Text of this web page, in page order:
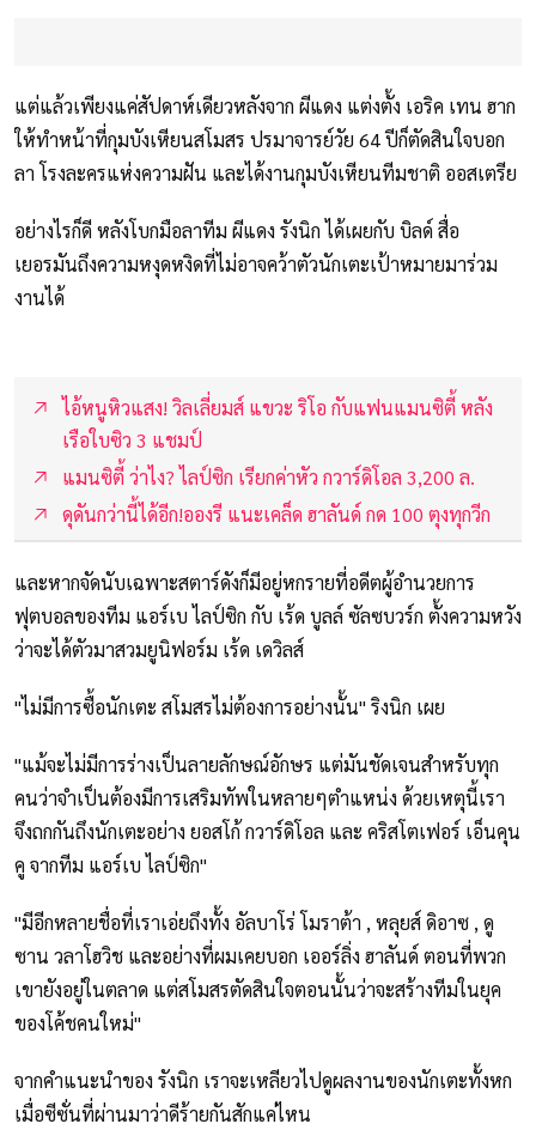
แต่แล้วเพียงแค่สัปดาห์เดียวหลังจาก ผีแดง แต่งตั้ง เอริค เทน ฮาก
ให้ทำหน้าที่กุมบังเหียนสโมสร ปรมาจารย์วัย 64 ปีก็ตัดสินใจบอก
ลา โรงละครแห่งความฝัน และได้งานกุมบังเหียนทีมชาติ ออสเตรีย
อย่างไรก็ดี หลังโบกมือลาทีม ผีแดง รังนิก ได้เผยกับ บิลด์ สื่อ
เยอรมันถึงความหงุดหงิดที่ไม่อาจคว้าตัวนักเตะเป้าหมายมาร่วม
งานได้
ไอ้หนูหิวแสง! วิลเลี่ยมส์ แขวะ ริโอ กับแฟนแมนซิตี้ หลัง
เรือใบซิว 3 แชมป์
แมนซิตี้ ว่าไง? ไลป์ซิก เรียกค่าหัว กวาร์ดิโอล 3,200 ล.
ดุดันกว่านี้ได้อีก!อองรี แนะเคล็ด ฮาลันด์ กด 100 ตุงทุกวีก
และหากจัดนับเฉพาะสตาร์ดังก็มีอยู่หกรายที่อดีตผู้อำนวยการ
ฟุตบอลของทีม แอร์เบ ไลป์ซิก กับ เร้ด บูลล์ ซัลซบวร์ก ตั้งความหวัง
ว่าจะได้ตัวมาสวมยูนิฟอร์ม เร้ด เดวิลส์
"ไม่มีการซื้อนักเตะ สโมสรไม่ต้องการอย่างนั้น" ริงนิก เผย
"แม้จะไม่มีการร่างเป็นลายลักษณ์อักษร แต่มันชัดเจนสำหรับทุก
คนว่าจำเป็นต้องมีการเสริมทัพในหลายๆตำแหน่ง ด้วยเหตุนี้เรา
จึงถกกันถึงนักเตะอย่าง ยอสโก้ กวาร์ดิโอล และ คริสโตเฟอร์ เอ็นคุน
คู จากทีม แอร์เบ ไลป์ซิก"
"มีอีกหลายชื่อที่เราเอ่ยถึงทั้ง อัลบาโร่ โมราต้า , หลุยส์ ดิอาซ , ดู
ซาน วลาโฮวิช และอย่างที่ผมเคยบอก เออร์ลิ่ง ฮาลันด์ ตอนที่พวก
เขายังอยู่ในตลาด แต่สโมสรตัดสินใจตอนนั้นว่าจะสร้างทีมในยุค
ของโค้ชคนใหม่"
จากคำแนะนำของ รังนิก เราจะเหลียวไปดูผลงานของนักเตะทั้งหก
เมื่อซีซั่นที่ผ่านมาว่าดีร้ายกันสักแค่ไหน